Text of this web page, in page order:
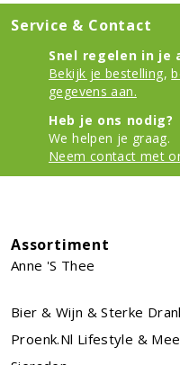
Service & Contact
Snel regelen in je
Bekijk je bestelling,
gegevens aan.
Heb je ons nodig?
We helpen je graag.
Neem contact met
Assortiment
Anne 's Thee
Bier & Wijn & Sterke
Proenk.nl Lifestyle &